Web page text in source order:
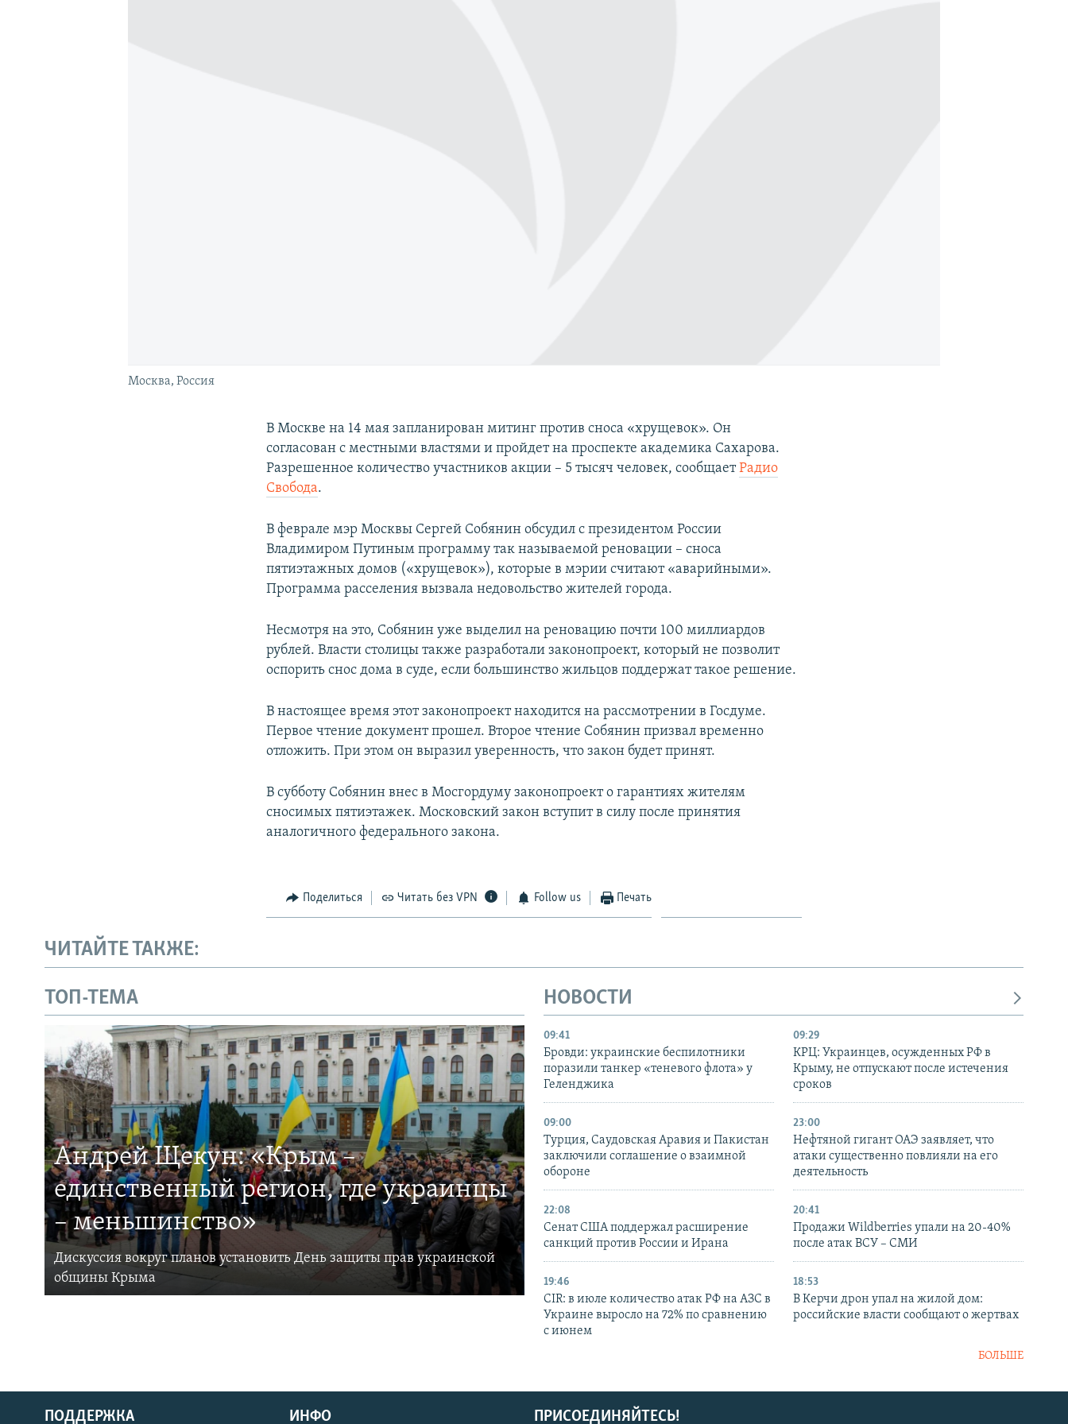
Москва, Россия
В Москве на 14 мая запланирован митинг против сноса «хрущевок». Он
согласован с местными властями и пройдет на проспекте академика Сахарова.
Разрешенное количество участников акции – 5 тысяч человек, сообщаетРадио
Свобода.
В феврале мэр Москвы Сергей Собянин обсудил с президентом России
Владимиром Путиным программу так называемой реновации – сноса
пятиэтажных домов («хрущевок»), которые в мэрии считают «аварийными».
Программа расселения вызвала недовольство жителей города.
Несмотря на это, Собянин уже выделил на реновацию почти 100 миллиардов
рублей. Власти столицы также разработали законопроект, который не позволит
оспорить снос дома в суде, если большинство жильцов поддержат такое решение.
В настоящее время этот законопроект находится на рассмотрении в Госдуме.
Первое чтение документ прошел. Второе чтение Собянин призвал временно
отложить. При этом он выразил уверенность, что закон будет принят.
В субботу Собянин внес в Мосгордуму законопроект о гарантиях жителям
сносимых пятиэтажек. Московский закон вступит в силу после принятия
аналогичного федерального закона.
Поделиться Читать без VPN Follow us Печать
ЧИТАЙТЕ ТАКЖЕ:
ТОП-ТЕМА
Андрей Щекун: «Крым –
единственный регион, где украинцы
– меньшинство»
Дискуссия вокруг планов установить День защиты прав украинской
общины Крыма
НОВОСТИ
09:41
Бровди: украинские беспилотники
поразили танкер «теневого флота» у
Геленджика
09:29
КРЦ: Украинцев, осужденных РФ в
Крыму, не отпускают после истечения
сроков
09:00
Турция, Саудовская Аравия и Пакистан
заключили соглашение о взаимной
обороне
23:00
Нефтяной гигант ОАЭ заявляет, что
атаки существенно повлияли на его
деятельность
22:08
Сенат США поддержал расширение
санкций против России и Ирана
20:41
Продажи Wildberries упали на 20-40%
после атак ВСУ – СМИ
19:46
CIR: в июле количество атак РФ на АЗС в
Украине выросло на 72% по сравнению
с июнем
18:53
В Керчи дрон упал на жилой дом:
российские власти сообщают о жертвах
БОЛЬШЕ
ПРИСОЕДИНЯЙТЕСЬ!
ПОДДЕРЖКА ИНФО